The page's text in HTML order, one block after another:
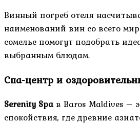
Винный погреб отеля
наименований вин со всего
сомелье помогут подобрать
выбранным блюдам.
Спа-центр и
Serenity Spaв Baros Maldives –
спокойствия, где древние